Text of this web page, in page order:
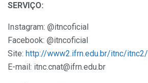
SERVIÇO:
Instagram: @itncoficial
Facebook: @itncoficial
Site: http://www2.ifrn.edu.br/itnc/itnc2/
E-mail: itnc.cnat@ifrn.edu.br